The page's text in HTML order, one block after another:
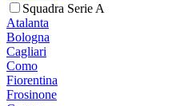
Squadra Serie A
Atalanta
Bologna
Cagliari
Como
Fiorentina
Frosinone